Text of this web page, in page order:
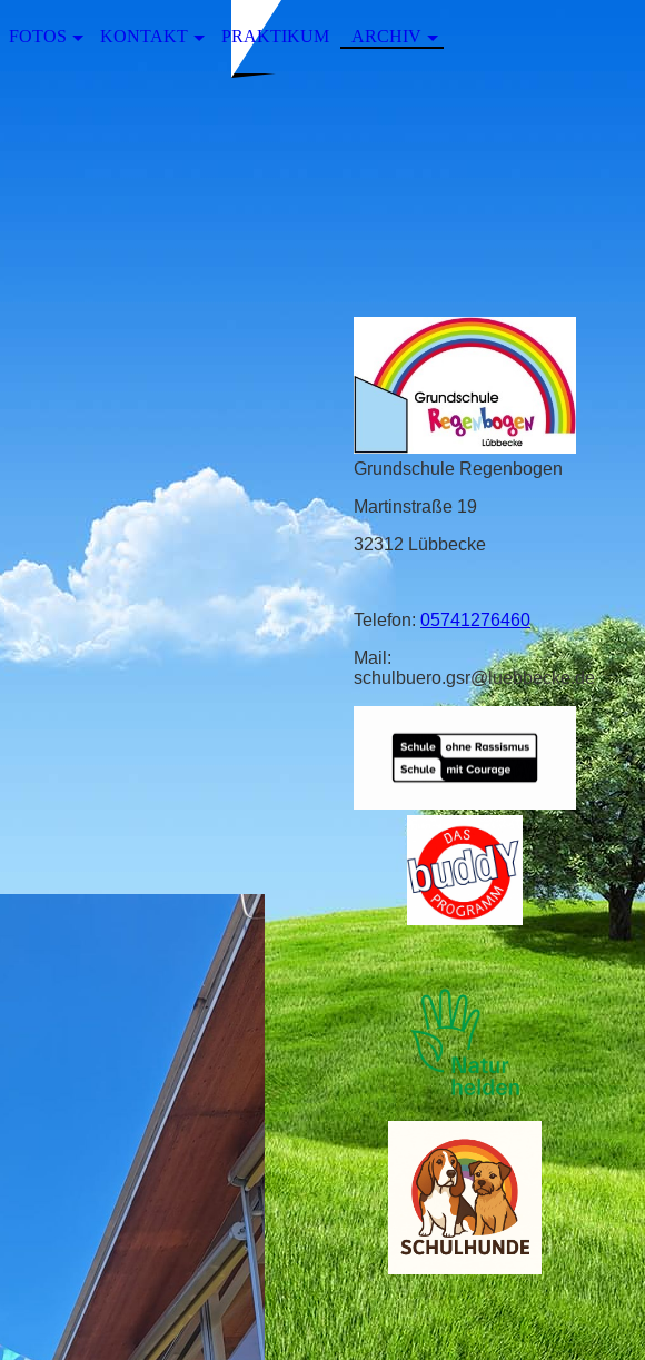
FOTOS KONTAKT PRAKTIKUM ARCHIV
Grundschule Regenbogen
Martinstraße 19
32312 Lübbecke
Telefon: 05741276460
Mail:
schulbuero.gsr@luebbecke.de